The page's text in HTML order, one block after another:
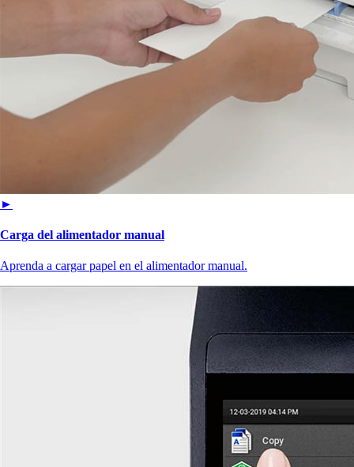
►
Carga del alimentador manual
Aprenda a cargar papel en el alimentador manual.